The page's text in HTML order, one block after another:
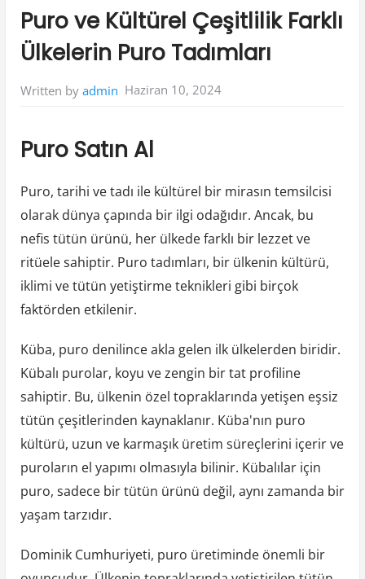
Puro ve Kültürel Çeşitlilik Farklı
Ülkelerin Puro Tadımları
Written by admin Haziran 10, 2024
Puro Satın Al
Puro, tarihi ve tadı ile kültürel bir mirasın temsilcisi
olarak dünya çapında bir ilgi odağıdır. Ancak, bu
nefis tütün ürünü, her ülkede farklı bir lezzet ve
ritüele sahiptir. Puro tadımları, bir ülkenin kültürü,
iklimi ve tütün yetiştirme teknikleri gibi birçok
faktörden etkilenir.
Küba, puro denilince akla gelen ilk ülkelerden biridir.
Kübalı purolar, koyu ve zengin bir tat profiline
sahiptir. Bu, ülkenin özel topraklarında yetişen eşsiz
tütün çeşitlerinden kaynaklanır. Küba'nın puro
kültürü, uzun ve karmaşık üretim süreçlerini içerir ve
puroların el yapımı olmasıyla bilinir. Kübalılar için
puro, sadece bir tütün ürünü değil, aynı zamanda bir
yaşam tarzıdır.
Dominik Cumhuriyeti, puro üretiminde önemli bir